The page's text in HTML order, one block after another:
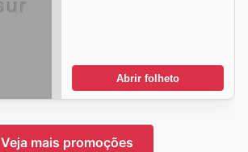
Abrir folheto
Veja mais promoções